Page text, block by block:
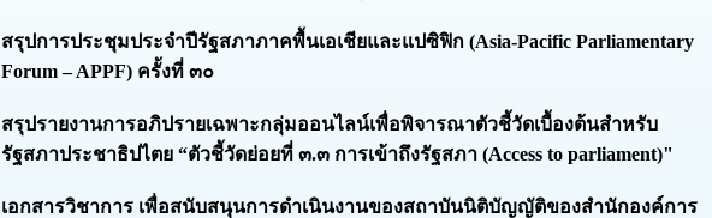
สรุปการประชุมประจำปีรัฐสภาภาคพื้นเอเชียและแปซิฟิก (Asia-Pacific Parliamentary
Forum – APPF) ครั้งที่ ๓๐
สรุปรายงานการอภิปรายเฉพาะกลุ่มออนไลน์เพื่อพิจารณาตัวชี้วัดเบื้องต้นสำหรับ
รัฐสภาประชาธิปไตย “ตัวชี้วัดย่อยที่ ๓.๓ การเข้าถึงรัฐสภา (Access to parliament)"
เอกสารวิชาการ เพื่อสนับสนุนการดำเนินงานของสถาบันนิติบัญญัติของสำนักองค์การ